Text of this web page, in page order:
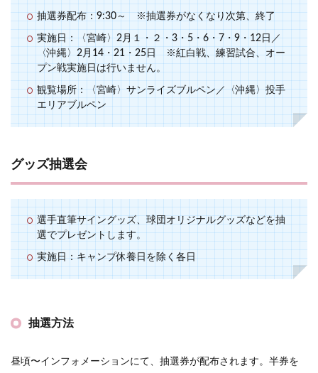
抽選券配布：9:30～ ※抽選券がなくなり次第、終了
実施日：〈宮崎〉2月１・２・3・5・6・7・9・12日／
〈沖縄〉2月14・21・25日 ※紅白戦、練習試合、オー
プン戦実施日は行いません。
観覧場所：〈宮崎〉サンライズブルペン／〈沖縄〉投手
エリアブルペン
グッズ抽選会
選手直筆サイングッズ、球団オリジナルグッズなどを抽
選でプレゼントします。
実施日：キャンプ休養日を除く各日
抽選方法
昼頃〜インフォメーションにて、抽選券が配布されます。半券を